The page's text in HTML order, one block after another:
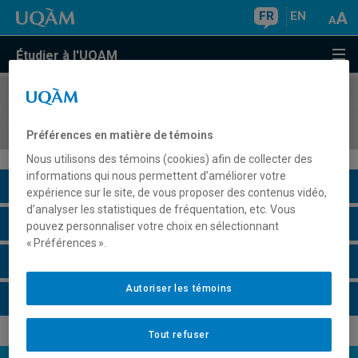
FR EN
Étudier à l'UQAM
COURS//
Description du cours
Horaire - Été 2026
Préférences en matière de témoins
Nous utilisons des témoins (cookies) afin de collecter des
informations qui nous permettent d’améliorer votre
expérience sur le site, de vous proposer des contenus vidéo,
d’analyser les statistiques de fréquentation, etc. Vous
pouvez personnaliser votre choix en sélectionnant
« Préférences ».
Tout refuser
Autoriser les témoins